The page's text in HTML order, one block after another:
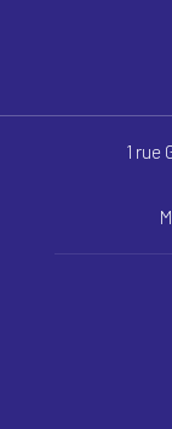
1 rue